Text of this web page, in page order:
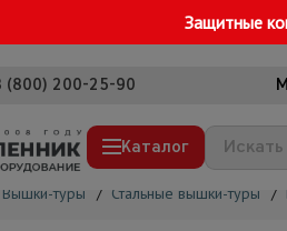
Защитные
(800) 200-25-90
Каталог
Вышки-туры / Стальные вышки-туры /